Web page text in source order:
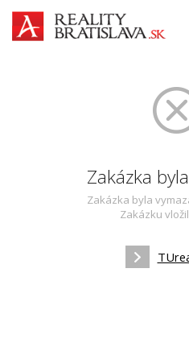
Zakázka
Zakázka byla
Zakázku